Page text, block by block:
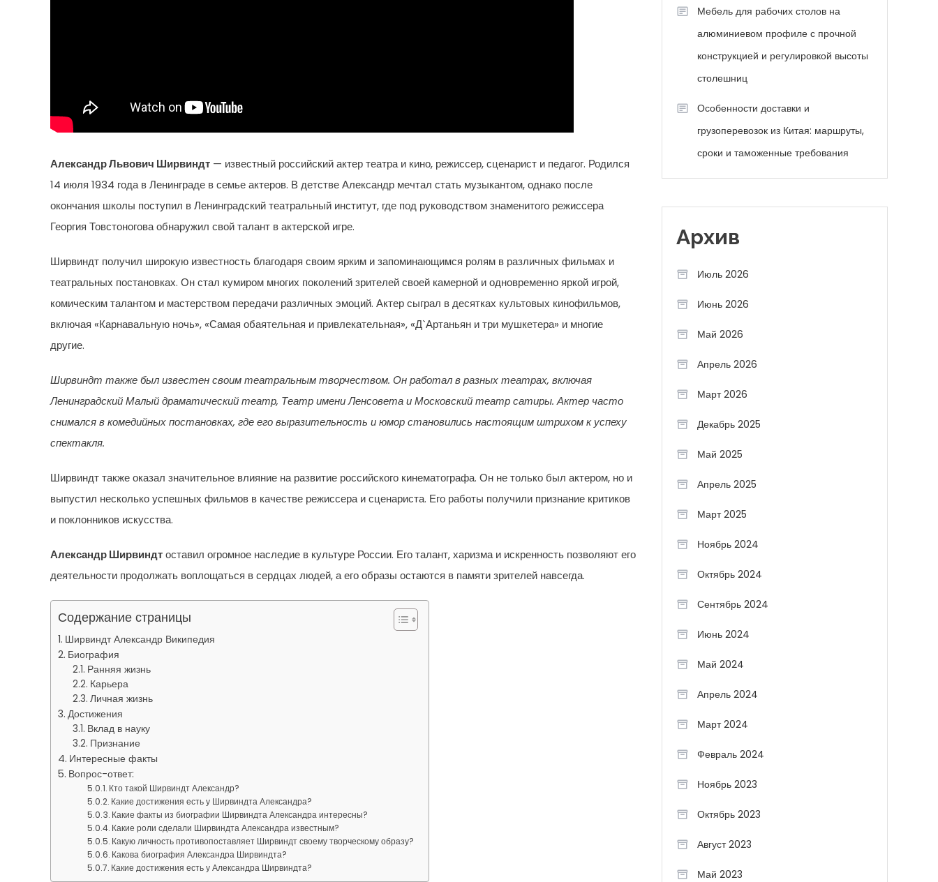
Александр Львович Ширвиндт — известный российский актер театра и кино, режиссер, сценарист и педагог. Родился
14 июля 1934 года в Ленинграде в семье актеров. В детстве Александр мечтал стать музыкантом, однако после
окончания школы поступил в Ленинградский театральный институт, где под руководством знаменитого режиссера
Георгия Товстоногова обнаружил свой талант в актерской игре.
Ширвиндт получил широкую известность благодаря своим ярким и запоминающимся ролям в различных фильмах и
театральных постановках. Он стал кумиром многих поколений зрителей своей камерной и одновременно яркой игрой,
комическим талантом и мастерством передачи различных эмоций. Актер сыграл в десятках культовых кинофильмов,
включая «Карнавальную ночь», «Самая обаятельная и привлекательная», «Д`Артаньян и три мушкетера» и многие
другие.
Ширвиндт также был известен своим театральным творчеством. Он работал в разных театрах, включая
Ленинградский Малый драматический театр, Театр имени Ленсовета и Московский театр сатиры. Актер часто
снимался в комедийных постановках, где его выразительность и юмор становились настоящим штрихом к успеху
спектакля.
Ширвиндт также оказал значительное влияние на развитие российского кинематографа. Он не только был актером, но и
выпустил несколько успешных фильмов в качестве режиссера и сценариста. Его работы получили признание критиков
и поклонников искусства.
Александр Ширвиндтоставил огромное наследие в культуре России. Его талант, харизма и искренность позволяют его
деятельности продолжать воплощаться в сердцах людей, а его образы остаются в памяти зрителей навсегда.
Содержание страницы
Ширвиндт Александр Википедия
Биография
Ранняя жизнь
Карьера
Личная жизнь
Достижения
Вклад в науку
Признание
Интересные факты
Вопрос-ответ:
Кто такой Ширвиндт Александр?
Какие достижения есть у Ширвиндта Александра?
Какие факты из биографии Ширвиндта Александра интересны?
Какие роли сделали Ширвиндта Александра известным?
Какую личность противопоставляет Ширвиндт своему творческому образу?
Какова биография Александра Ширвиндта?
Какие достижения есть у Александра Ширвиндта?
Мебель для рабочих столов на
алюминиевом профиле с прочной
конструкцией и регулировкой высоты
столешниц
Особенности доставки и
грузоперевозок из Китая: маршруты,
сроки и таможенные требования
Архив
Июль 2026
Июнь 2026
Май 2026
Апрель 2026
Март 2026
Декабрь 2025
Май 2025
Апрель 2025
Март 2025
Ноябрь 2024
Октябрь 2024
Сентябрь 2024
Июнь 2024
Май 2024
Апрель 2024
Март 2024
Февраль 2024
Ноябрь 2023
Октябрь 2023
Август 2023
Май 2023